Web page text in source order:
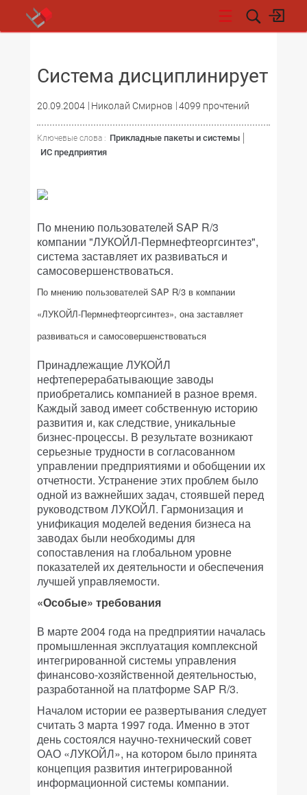
Система дисциплинирует
20.09.2004 Николай Смирнов 4099 прочтений
Ключевые слова : Прикладные пакеты и системы
ИС предприятия
По мнению пользователей SAP R/3
компании "ЛУКОЙЛ-Пермнефтеоргсинтез",
система заставляет их развиваться и
самосовершенствоваться.
По мнению пользователей SAP R/3 в компании
«ЛУКОЙЛ-Пермнефтеоргсинтез», она заставляет
развиваться и самосовершенствоваться
Принадлежащие ЛУКОЙЛ
нефтеперерабатывающие заводы
приобретались компанией в разное время.
Каждый завод имеет собственную историю
развития и, как следствие, уникальные
бизнес-процессы. В результате возникают
серьезные трудности в согласованном
управлении предприятиями и обобщении их
отчетности. Устранение этих проблем было
одной из важнейших задач, стоявшей перед
руководством ЛУКОЙЛ. Гармонизация и
унификация моделей ведения бизнеса на
заводах были необходимы для
сопоставления на глобальном уровне
показателей их деятельности и обеспечения
лучшей управляемости.
«Особые» требования
В марте 2004 года на предприятии началась
промышленная эксплуатация комплексной
интегрированной системы управления
финансово-хозяйственной деятельностью,
разработанной на платформе SAP R/3.
Началом истории ее развертывания следует
считать 3 марта 1997 года. Именно в этот
день состоялся научно-технический совет
ОАО «ЛУКОЙЛ», на котором было принята
концепция развития интегрированной
информационной системы компании.